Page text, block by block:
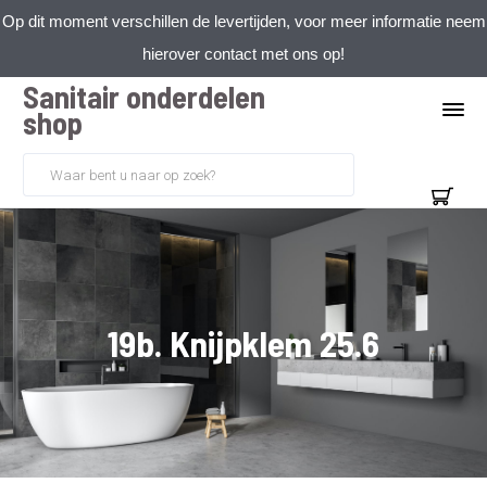
Op dit moment verschillen de levertijden, voor meer informatie neem
hierover contact met ons op!
Sanitair onderdelen
shop
19b. Knijpklem 25.6